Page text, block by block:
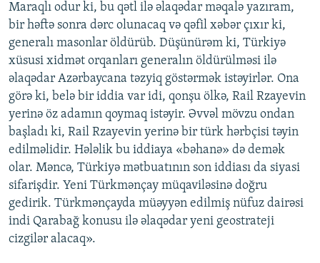
Maraqlı odur ki, bu qətl ilə əlaqədar məqalə yazıram,
bir həftə sonra dərc olunacaq və qəfil xəbər çıxır ki,
generalı masonlar öldürüb. Düşünürəm ki, Türkiyə
xüsusi xidmət orqanları generalın öldürülməsi ilə
əlaqədar Azərbaycana təzyiq göstərmək istəyirlər. Ona
görə ki, belə bir iddia var idi, qonşu ölkə, Rail Rzayevin
yerinə öz adamın qoymaq istəyir. Əvvəl mövzu ondan
başladı ki, Rail Rzayevin yerinə bir türk hərbçisi təyin
edilməlidir. Hələlik bu iddiaya «bəhanə» də demək
olar. Məncə, Türkiyə mətbuatının son iddiası da siyasi
sifarişdir. Yeni Türkmənçay müqaviləsinə doğru
gedirik. Türkmənçayda müəyyən edilmiş nüfuz dairəsi
indi Qarabağ konusu ilə əlaqədar yeni geostrateji
cizgilər alacaq».